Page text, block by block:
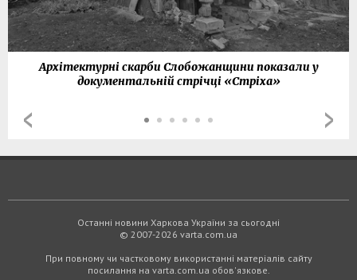
Архітектурні скарби Слобожанщини показали у
документальній стрічці «Стріха»
Останні новини Харкова України за сьогодні
© 2007-2026 varta.com.ua
При повному чи частковому використанні матеріалів сайту
посилання на varta.com.ua обов'язкове.